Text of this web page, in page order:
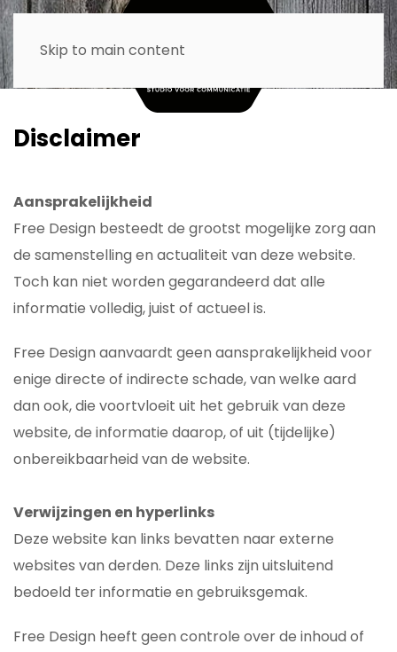
Skip to main content
Disclaimer
Aansprakelijkheid
Free Design besteedt de grootst mogelijke zorg aan
de samenstelling en actualiteit van deze website.
Toch kan niet worden gegarandeerd dat alle
informatie volledig, juist of actueel is.
Free Design aanvaardt geen aansprakelijkheid voor
enige directe of indirecte schade, van welke aard
dan ook, die voortvloeit uit het gebruik van deze
website, de informatie daarop, of uit (tijdelijke)
onbereikbaarheid van de website.
Verwijzingen en hyperlinks
Deze website kan links bevatten naar externe
websites van derden. Deze links zijn uitsluitend
bedoeld ter informatie en gebruiksgemak.
Free Design heeft geen controle over de inhoud of